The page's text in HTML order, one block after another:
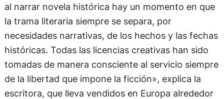
al narrar novela histórica hay un momento en que
la trama literaria siempre se separa, por
necesidades narrativas, de los hechos y las fechas
históricas. Todas las licencias creativas han sido
tomadas de manera consciente al servicio siempre
de la libertad que impone la ficción», explica la
escritora, que lleva vendidos en Europa alrededor